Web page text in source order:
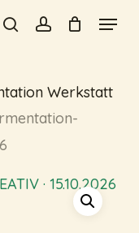
searchaccount
Menu
Werkstatt